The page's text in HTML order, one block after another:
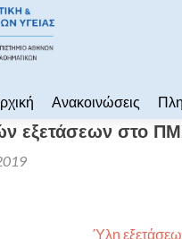
Ανακοινώσεις
εξετάσεων στο
Ύλη